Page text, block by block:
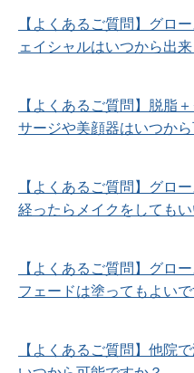
【よくあるご質問】グロ
ェイシャルはいつから出来
【よくあるご質問】脱脂
サージや美顔器はいつか
【よくあるご質問】グロ
経ったらメイクをしてもい
【よくあるご質問】グロ
フェードは塗ってもよいで
【よくあるご質問】他院